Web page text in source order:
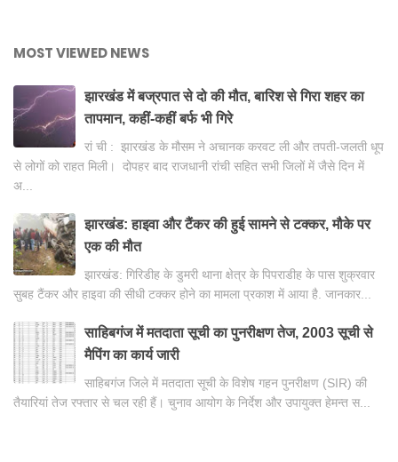
MOST VIEWED NEWS
झारखंड में बज्रपात से दो की मौत, बारिश से गिरा शहर का
तापमान, कहीं-कहीं बर्फ भी गिरे
रां ची : झारखंड के मौसम ने अचानक करवट ली और तपती-जलती धूप
से लोगों को राहत मिली। दोपहर बाद राजधानी रांची सहित सभी जिलों में जैसे दिन में
अ...
झारखंड: हाइवा और टैंकर की हुई सामने से टक्कर, मौके पर
एक की मौत
झारखंड: गिरिडीह के डुमरी थाना क्षेत्र के पिपराडीह के पास शुक्रवार
सुबह टैंकर और हाइवा की सीधी टक्कर होने का मामला प्रकाश में आया है. जानकार...
साहिबगंज में मतदाता सूची का पुनरीक्षण तेज, 2003 सूची से
मैपिंग का कार्य जारी
साहिबगंज जिले में मतदाता सूची के विशेष गहन पुनरीक्षण (SIR) की
तैयारियां तेज रफ्तार से चल रही हैं। चुनाव आयोग के निर्देश और उपायुक्त हेमन्त स...